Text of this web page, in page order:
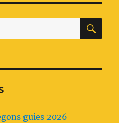
guies 2026